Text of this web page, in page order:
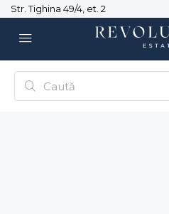
Str. Tighina 49/4, et. 2